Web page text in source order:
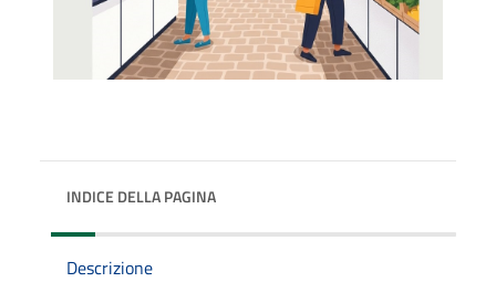
INDICE DELLA PAGINA
Descrizione